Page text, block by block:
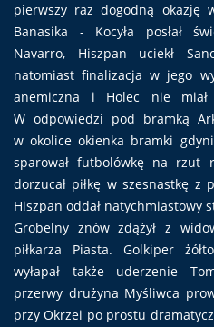
pierwszy raz dogodną okazję
Banasika - Kocyła posłał
Navarro, Hiszpan uciekł
natomiast finalizacja w jego
anemiczna i Holec nie
W odpowiedzi pod bramką
w okolice okienka bramki
sparował futbolówkę na rzut
dorzucał piłkę w szesnastkę z
Hiszpan oddał natychmiastowy
Grobelny znów zdążył z
piłkarza Piasta. Golkiper
wyłapał także uderzenie
przerwy drużyna Myśliwca
przy Okrzei po prostu